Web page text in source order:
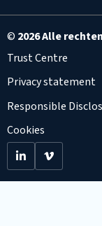
© 2026 Alle
Trust Centre
Privacy statement
Responsible
Cookies
Go
to
Go
to